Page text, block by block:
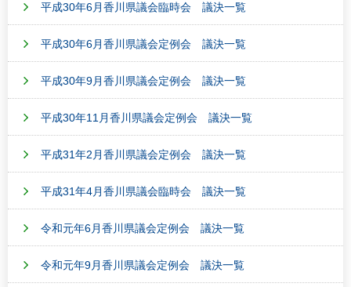
平成30年6月香川県議会臨時会 議決一覧
平成30年6月香川県議会定例会 議決一覧
平成30年9月香川県議会定例会 議決一覧
平成30年11月香川県議会定例会 議決一覧
平成31年2月香川県議会定例会 議決一覧
平成31年4月香川県議会臨時会 議決一覧
令和元年6月香川県議会定例会 議決一覧
令和元年9月香川県議会定例会 議決一覧